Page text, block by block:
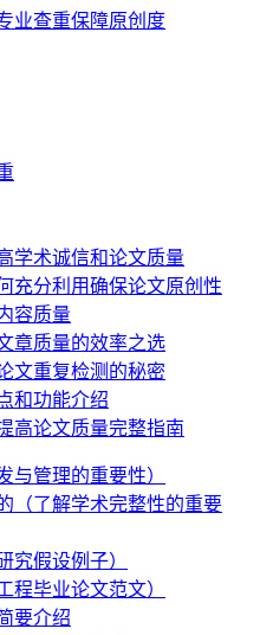
业查重保障原创度
学术诚信和论文质量
充分利用确保论文原创性
容质量
章质量的效率之选
文重复检测的秘密
和功能介绍
高论文质量完整指南
与管理的重要性）
（了解学术完整性的重要
究假设例子）
程毕业论文范文）
要介绍